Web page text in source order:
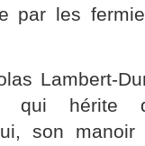
par les
Lambert-
qui hérite
son